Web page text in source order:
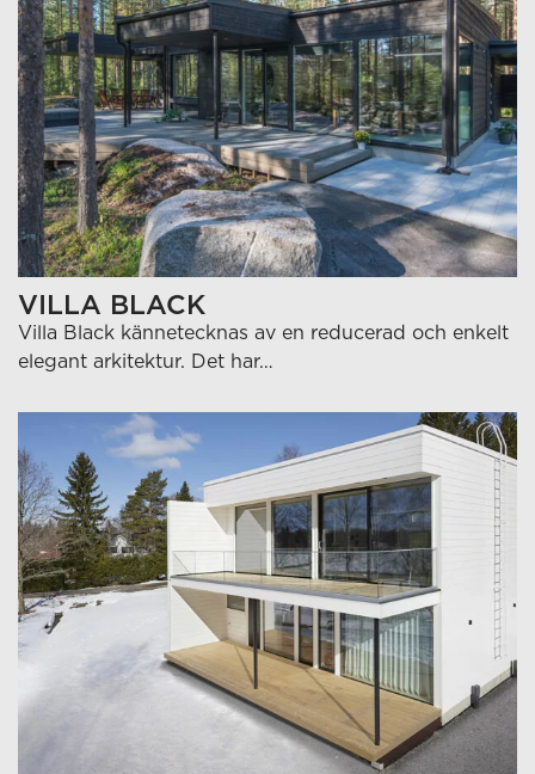
VILLA BLACK
Villa Black kännetecknas av en reducerad och enkelt
elegant arkitektur. Det har…